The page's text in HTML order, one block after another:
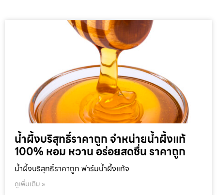
น้ำผึ้งบริสุทธิ์ราคาถูก จำหน่ายน้ำผึ้งแท้
100% หอม หวาน อร่อยสดชื่น ราคาถูก
น้ำผึ้งบริสุทธิ์ราคาถูก ฟาร์มน้ำผึ้งแท้จ
ดูเพิ่มเติม »